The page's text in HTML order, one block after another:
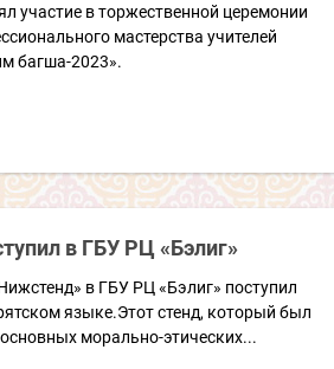
участие в торжественной церемонии
мастерства учителей
багша-2023».
в ГБУ РЦ «Бэлиг»
в ГБУ РЦ «Бэлиг» поступил
языке.Этот стенд, который был
морально-этических...